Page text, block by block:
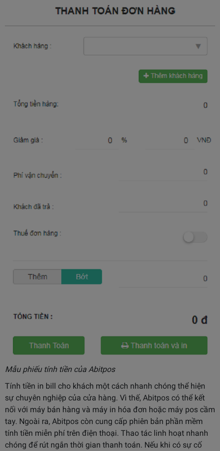
Mẫu phiếu tính tiền của Abitpos
Tính tiền in bill cho khách một cách nhanh chóng thể hiện
sự chuyên nghiệp của cửa hàng. Vì thế, Abitpos có thể kết
nối với máy bán hàng và máy in hóa đơn hoặc máy pos cầm
tay. Ngoài ra, Abitpos còn cung cấp phiên bản phần mềm
tính tiền miễn phí trên điện thoại. Thao tác linh hoạt nhanh
chóng để rút ngắn thời gian thanh toán. Nếu khi có sự cố